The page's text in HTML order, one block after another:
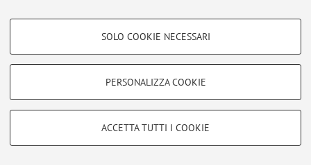
COOKIE DI PROFILAZIONE - FACOLTATIVI
COOKIE TECNICI - NECESSARI
Si tratta di cookie tecnici utilizzati, a titolo esemplificativo, per il corretto
SOLO COOKIE NECESSARI
PERSONALIZZA COOKIE
ACCETTA TUTTI I COOKIE
Accedi tramiteloginper gestire tutti i contenuti del sito.
© 2026 - ALMA MATER STUDIORUM - Università di Bologna - Via
Zamboni, 33 - 40126 Bologna - Partita IVA: 01131710376